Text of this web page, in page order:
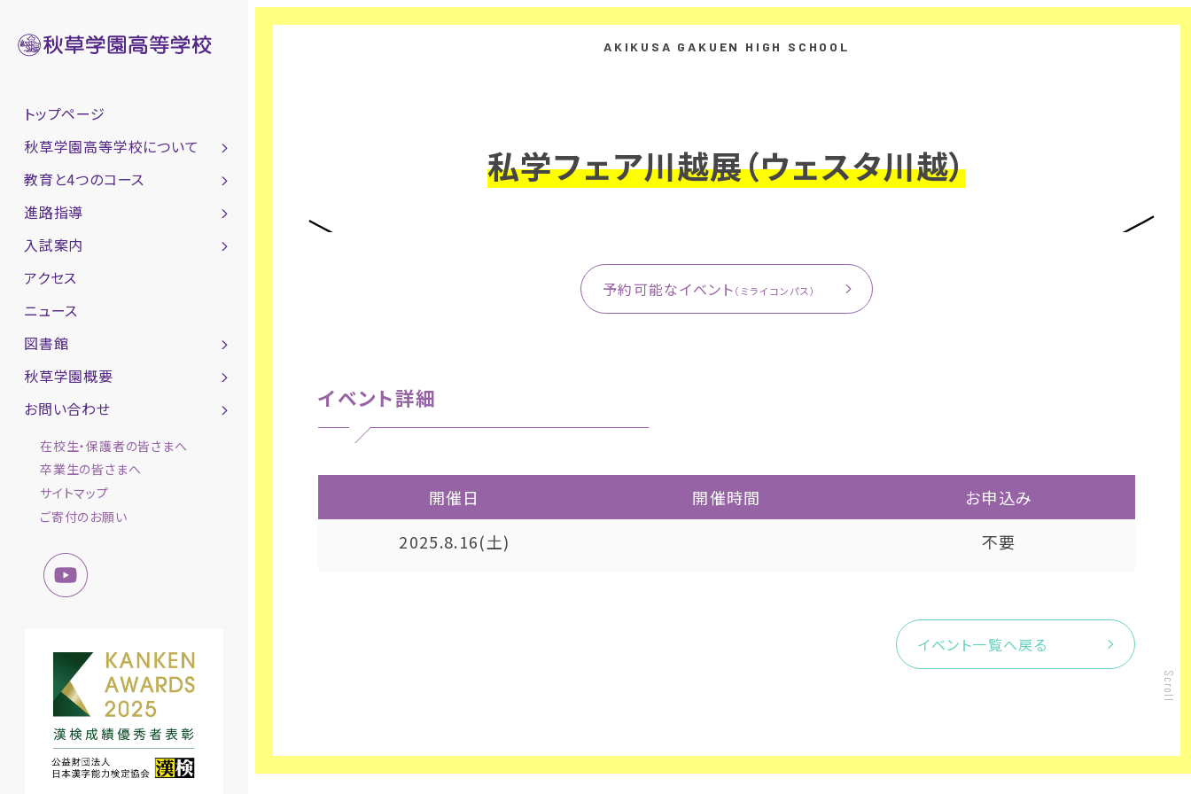
トップページ
秋草学園高等学校について
教育と4つのコース
進路指導
入試案内
アクセス
ニュース
図書館
秋草学園概要
お問い合わせ
在校生・保護者の皆さまへ
卒業生の皆さまへ
サイトマップ
ご寄付のお願い
私学フェア川越展（ウェスタ川越）
予約可能なイベント（ミライコンパス）
イベント詳細
開催日
2025.8.16(土)
開催時間
お申込み
不要
イベント一覧へ戻る
Scroll